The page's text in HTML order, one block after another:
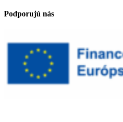
Podporujú nás